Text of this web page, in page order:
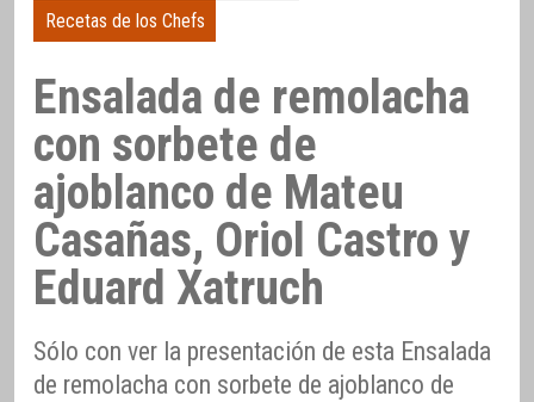
Recetas de los Chefs
Ensalada de remolacha
con sorbete de
ajoblanco de Mateu
Casañas, Oriol Castro y
Eduard Xatruch
Sólo con ver la presentación de esta Ensalada
de remolacha con sorbete de ajoblanco de